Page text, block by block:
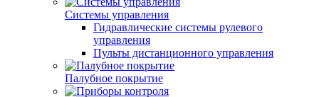
Системы управления
Гидравлические системы рулевого
управления
Пульты дистанционного управления
Палубное покрытие